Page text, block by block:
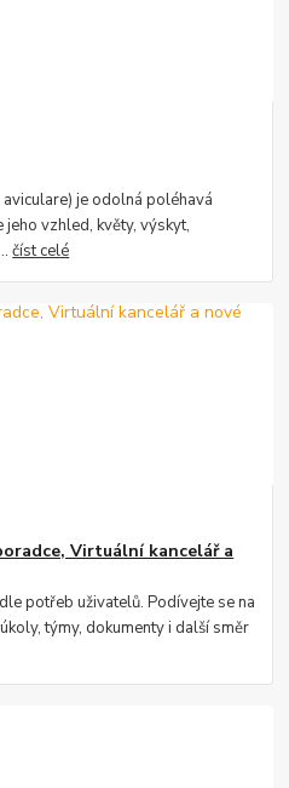
je odolná poléhavá
jeho vzhled, květy, výskyt,
číst celé
Virtuální kancelář a
potřeb uživatelů. Podívejte se na
týmy, dokumenty i další směr